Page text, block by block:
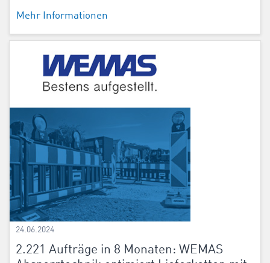
Mehr Informationen
24.06.2024
2.221 Aufträge in 8 Monaten: WEMAS